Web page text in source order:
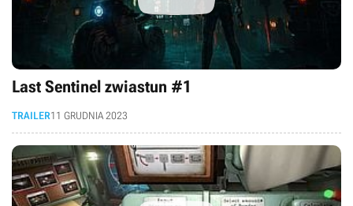
Last Sentinel zwiastun #1
TRAILER11 GRUDNIA 2023